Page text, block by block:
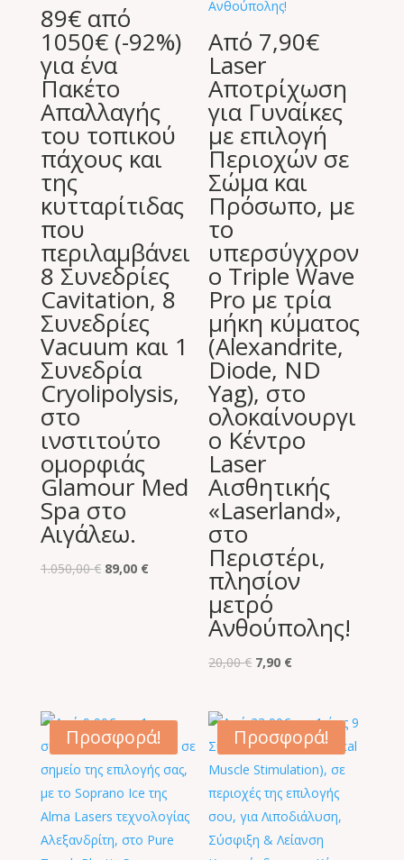
89€ από
1050€ (-92%)
για ένα
Πακέτο
Απαλλαγής
του τοπικού
πάχους και
της
κυτταρίτιδας
που
περιλαμβάνει
8 Συνεδρίες
Cavitation, 8
Συνεδρίες
Vacuum και 1
Συνεδρία
Cryolipolysis,
στο
ινστιτούτο
ομορφιάς
Glamour Med
Spa στο
Αιγάλεω.
1.050,00€ Original
89,00 €Η
Από 7,90€
Laser
Αποτρίχωση
για Γυναίκες
με επιλογή
Περιοχών σε
Σώμα και
Πρόσωπο, με
το
υπερσύγχρον
ο Triple Wave
Pro με τρία
μήκη κύματος
(Alexandrite,
Diode, ND
Yag), στο
ολοκαίνουργι
ο Κέντρο
Laser
Αισθητικής
«Laserland»,
στο
Περιστέρι,
πλησίον
μετρό
Ανθούπολης!
20,00€ Original
20,00 €.
7,90 €
είναι:
7,90 €.
Προσφορά! Προσφορά!